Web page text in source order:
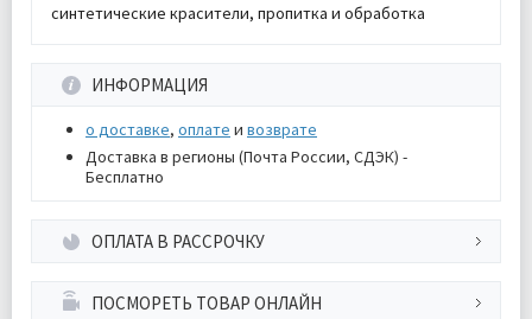
синтетические красители, пропитка и обработка
ИНФОРМАЦИЯ
о доставке, оплате и возврате
Доставка в регионы (Почта России, СДЭК) -
Бесплатно
ОПЛАТА В РАССРОЧКУ
ПОСМОРЕТЬ ТОВАР ОНЛАЙН